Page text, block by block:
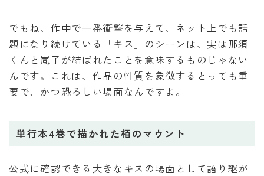
でもね、作中で一番衝撃を与えて、ネット上でも話
題になり続けている「キス」のシーンは、実は那須
くんと嵐子が結ばれたことを意味するものじゃない
んです。これは、作品の性質を象徴するとっても重
要で、かつ恐ろしい場面なんですよ。
単行本4巻で描かれた栢のマウント
公式に確認できる大きなキスの場面として語り継が